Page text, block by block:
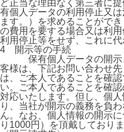
ど正当な理由なく第三者に
有個人データの利用停止又
ます。）を求めることがで
の費用を要する場合又は利
利用停止等をせず、これに
4 開示等の手続
保有個人データの開示、
客様は、下記お問い合わせ
は、ご本人であることを確
い。ご本人であることを確
対応いたします。但し、個
り、当社が開示の義務を負
ん。なお、個人情報の開示
り1000円）を頂戴しており